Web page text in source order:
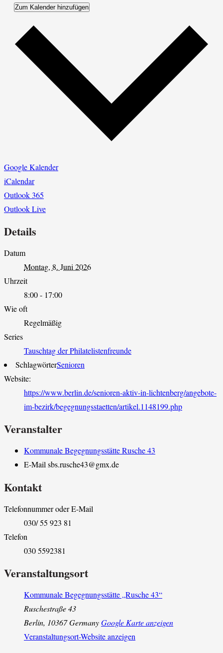
Zum Kalender hinzufügen
Google Kalender
iCalendar
Outlook 365
Outlook Live
Details
Datum
Montag, 8. Juni 2026
Uhrzeit
8:00 - 17:00
Wie oft
Regelmäßig
Series
Tauschtag der Philatelistenfreunde
SchlagwörterSenioren
Website:
https://www.berlin.de/senioren-aktiv-in-lichtenberg/angebote-
im-bezirk/begegnungsstaetten/artikel.1148199.php
Veranstalter
Kommunale Begegnungsstätte Rusche 43
E-Mailsbs.rusche43@gmx.de
Kontakt
Telefonnummer oder E-Mail
030/ 55 923 81
Telefon
030 5592381
Veranstaltungsort
Kommunale Begegnungsstätte „Rusche 43“
Ruschestraße 43
Berlin, 10367GermanyGoogle Karte anzeigen
Veranstaltungsort-Website anzeigen